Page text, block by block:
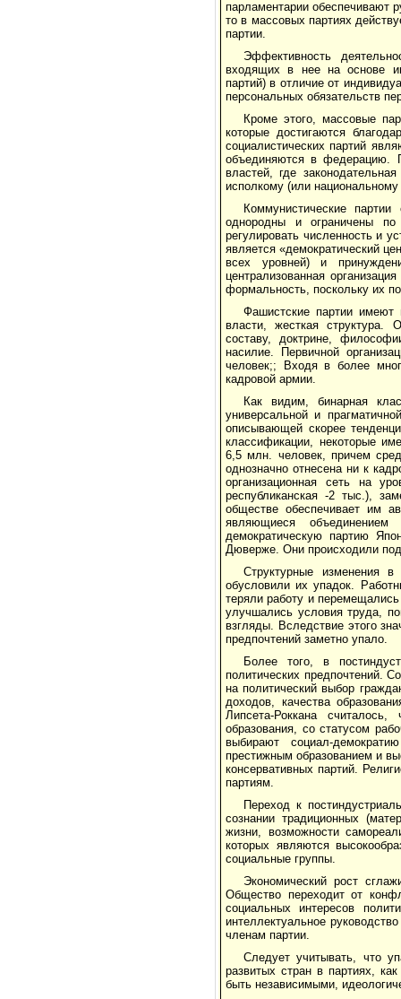
парламентарии обеспечивают
то в массовых партиях
партии.
Эффективность
входящих в нее на основе
партий) в отличие от
персональных обязательств
Кроме этого, массовые
которые достигаются
социалистических партий
объединяются в федерацию.
властей, где
исполкому (или
Коммунистические
однородны и ограничены по
регулировать численность и
является «демократический
всех уровней) и
централизованная
формальность, поскольку их
Фашистские партии имеют
власти, жесткая структура.
составу, доктрине,
насилие. Первичной
человек;; Входя в более
кадровой армии.
Как видим, бинарная
универсальной и
описывающей скорее
классификации, некоторые
6,5 млн. человек, причем
однозначно отнесена ни к
организационная сеть на
республиканская -2 тыс.),
обществе обеспечивает им
являющиеся
демократическую партию
Дюверже. Они происходили
Структурные изменения
обусловили их упадок.
теряли работу и
улучшались условия труда,
взгляды. Вследствие этого
предпочтений заметно упало.
Более того, в
политических предпочтений.
на политический выбор
доходов, качества
Липсета-Роккана
образования, со статусом
выбирают социал-
престижным образованием и
консервативных партий.
партиям.
Переход к
сознании традиционных
жизни, возможности
которых являются
социальные группы.
Экономический рост
Общество переходит от
социальных интересов
интеллектуальное
членам партии.
Следует учитывать, что
развитых стран в партиях,
быть независимыми,